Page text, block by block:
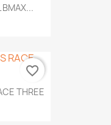
BMAX...
THREE
favorite_border